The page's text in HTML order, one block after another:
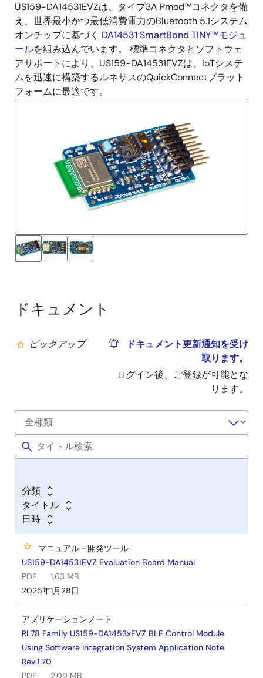
US159-DA14531EVZは、タイプ3A Pmod™コネクタを備
え、世界最小かつ最低消費電力のBluetooth 5.1システム
オンチップに基づく DA14531 SmartBond TINY™モジュ
ールを組み込んでいます。 標準コネクタとソフトウェ
アサポートにより、US159-DA14531EVZは、IoTシステ
ムを迅速に構築するルネサスのQuickConnectプラット
フォームに最適です。
ドキュメント
ピックアップ
ドキュメント更新通知を受け
取ります。
ログイン後、ご登録が可能とな
ります。
分類
タイトル
日時
マニュアル－開発ツール
US159-DA14531EVZ Evaluation Board Manual
PDF
1.63 MB
2025年1月28日
アプリケーションノート
RL78 Family US159-DA1453xEVZ BLE Control Module
Using Software Integration System Application Note
Rev.1.70
PDF
2.09 MB